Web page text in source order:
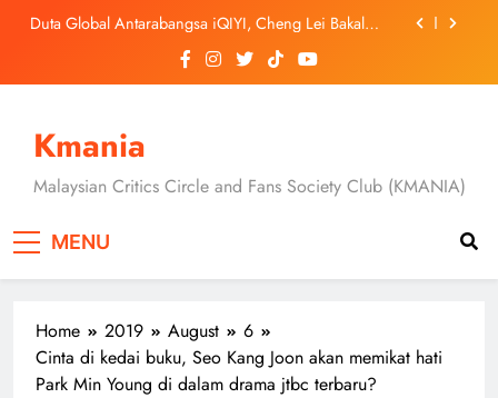
Duta Global Antarabangsa iQIYI, Cheng Lei Bakal
‘Dibunuh atau Membunuh’: Filem ‘Tiket Sehala’
Satukan Empat Negara Asia
Kini Distrim di HBO Max Malaysia
Skechers Lancar Kolaborasi Eksklusif Bersama DK,
SEUNGKWAN dan DINO SEVENTEEN
Buat Penampilan Istimewa di Kuala Lumpur
September Ini
‘Dibunuh atau Membunuh’: Filem ‘Tiket Sehala’
Satukan Empat Negara Asia
Kini Distrim di HBO Max Malaysia
Kmania
Malaysian Critics Circle and Fans Society Club (KMANIA)
MENU
Home 2019 August
6
Cinta di kedai buku, Seo Kang Joon akan memikat hati
Park Min Young di dalam drama jtbc terbaru?